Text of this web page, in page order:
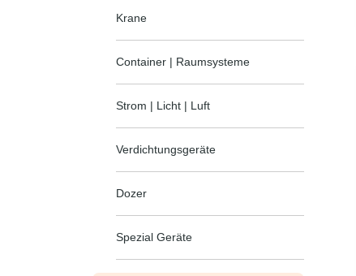
Krane
Container | Raumsysteme
Strom | Licht | Luft
Verdichtungsgeräte
Dozer
Spezial Geräte